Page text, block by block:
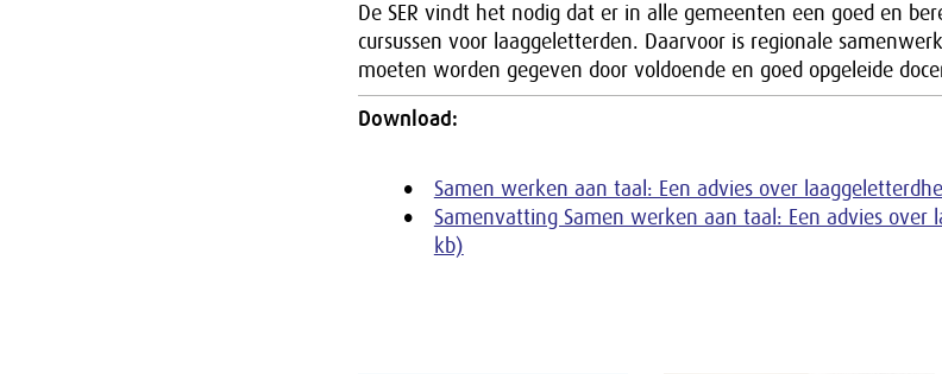
De SER vindt het nodig dat er in alle gemeenten een goed en
cursussen voor laaggeletterden. Daarvoor is regionale
moeten worden gegeven door voldoende en goed opgeleide
Download:
Samen werken aan taal: Een advies over
Samenvatting Samen werken aan taal: Een advies over
kb)